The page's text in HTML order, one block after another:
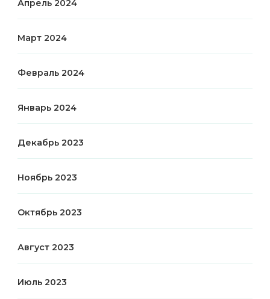
Апрель 2024
Март 2024
Февраль 2024
Январь 2024
Декабрь 2023
Ноябрь 2023
Октябрь 2023
Август 2023
Июль 2023